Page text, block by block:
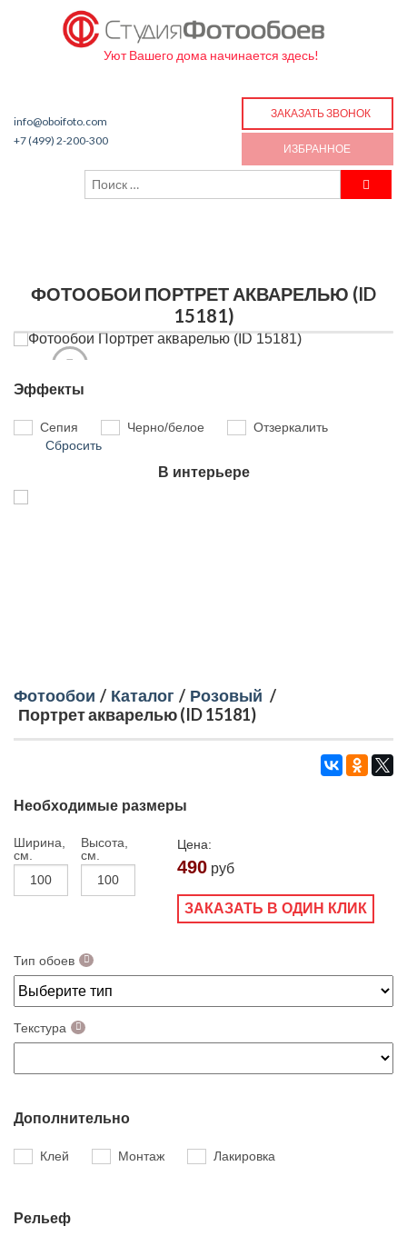
Уют Вашего дома начинается здесь!
info@oboifoto.com
+7 (499) 2-200-300
ЗАКАЗАТЬ ЗВОНОК
ИЗБРАННОЕ
ФОТООБОИ ПОРТРЕТ АКВАРЕЛЬЮ (ID
15181)
Эффекты
Сепия Черно/белое
Отзеркалить
Сбросить
В интерьере
Фотообои / Каталог / Розовый /
Портрет акварелью (ID 15181)
Необходимые размеры
Ширина,
см.
Высота,
см.
Цена:
490 руб
ЗАКАЗАТЬ В ОДИН КЛИК
Тип обоев
Текстура
Дополнительно
Клей Монтаж Лакировка
Рельеф